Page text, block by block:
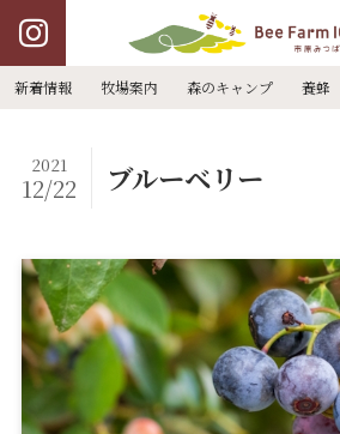
新着情報 牧場案内 森のキャンプ 養蜂
ブルーベリー
2021
12/22